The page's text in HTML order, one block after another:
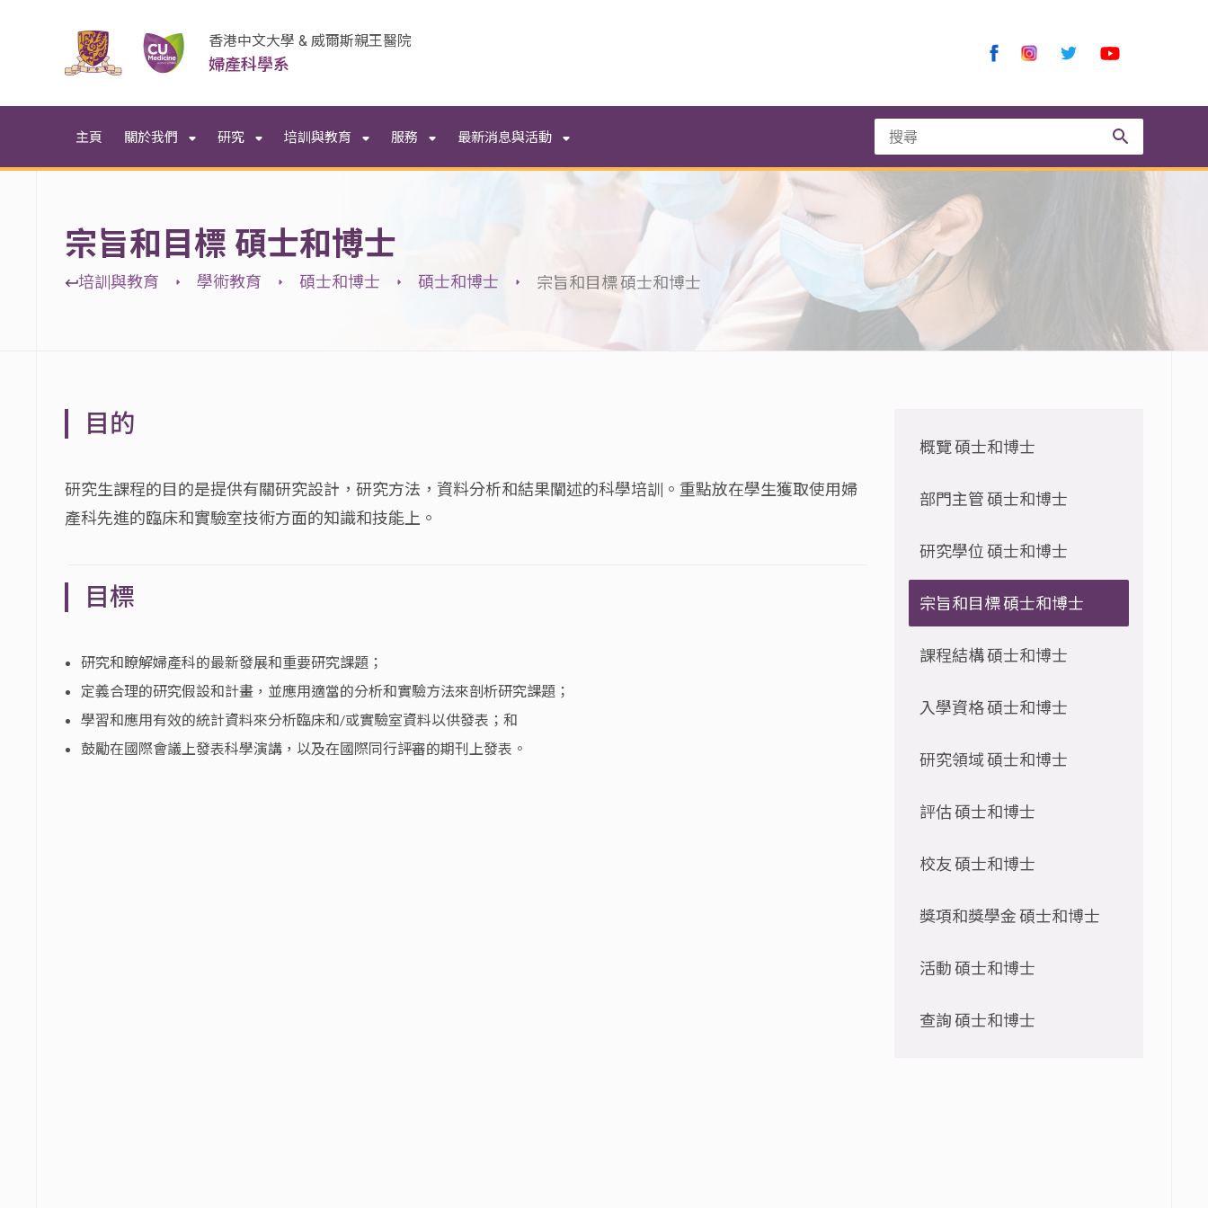
香港中文大學 & 威爾斯親王醫院
婦產科學系
主頁 關於我們 研究 培訓與教育 服務 最新消息與活動
宗旨和目標 碩士和博士
培訓與教育 學術教育 碩士和博士 碩士和博士 宗旨和目標 碩士和博士
目的
研究生課程的目的是提供有關研究設計，研究方法，資料分析和結果闡述的科學培訓。重點放在學生獲取使用婦
產科先進的臨床和實驗室技術方面的知識和技能上。
目標
研究和瞭解婦產科的最新發展和重要研究課題；
定義合理的研究假設和計畫，並應用適當的分析和實驗方法來剖析研究課題；
學習和應用有效的統計資料來分析臨床和/或實驗室資料以供發表；和
鼓勵在國際會議上發表科學演講，以及在國際同行評審的期刊上發表。
概覽 碩士和博士
部門主管 碩士和博士
研究學位 碩士和博士
宗旨和目標 碩士和博士
課程結構 碩士和博士
入學資格 碩士和博士
研究領域 碩士和博士
評估 碩士和博士
校友 碩士和博士
獎項和獎學金 碩士和博士
活動 碩士和博士
查詢 碩士和博士